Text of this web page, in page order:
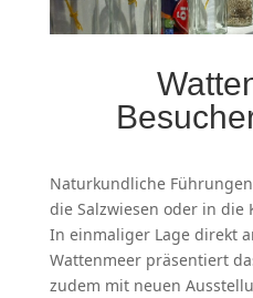
Naturkundliche
die Salzwiesen oder in die
In einmaliger Lage direkt
Wattenmeer präsentiert
zudem mit neuen